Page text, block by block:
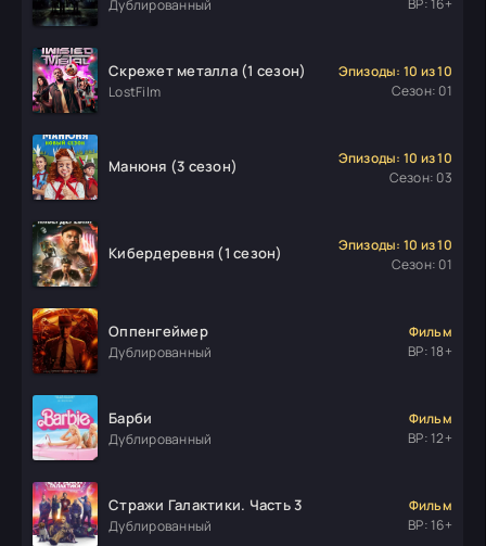
Дублированный
ВР: 16+
Скрежет металла (1 сезон)
LostFilm
Эпизоды: 10 из 10
Сезон: 01
Манюня (3 сезон)
Эпизоды: 10 из 10
Сезон: 03
Кибердеревня (1 сезон)
Эпизоды: 10 из 10
Сезон: 01
Оппенгеймер
Дублированный
Фильм
ВР: 18+
Барби
Дублированный
Фильм
ВР: 12+
Стражи Галактики. Часть 3
Дублированный
Фильм
ВР: 16+